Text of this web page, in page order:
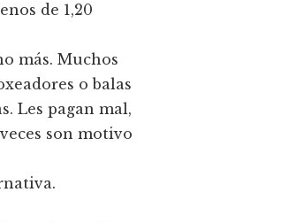
de 1,20
más. Muchos
o balas
Les pagan mal,
son motivo